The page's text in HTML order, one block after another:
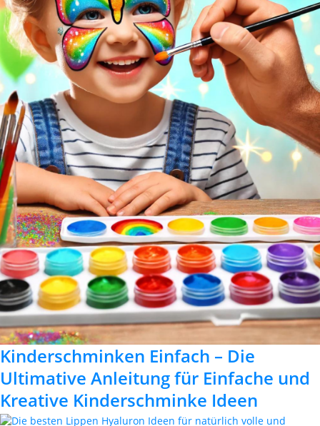
Kinderschminken Einfach – Die
Ultimative Anleitung für Einfache und
Kreative Kinderschminke Ideen